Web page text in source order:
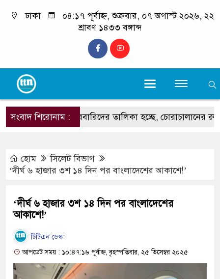
ঢাকা
০৪:১৭ পূর্বাহ্ন, শুক্রবার, ০৭ অগাস্ট ২০২৬, ২২
শ্রাবণ ১৪৩৩ বঙ্গাব্দ
সংবাদ শিরোনাম :
‘শীর্ষ মাদক কারবারিদের তালিকা হচ্ছে, চোরাচালানের রুটে বসছে
হোম
সিলেট বিভাগ
‘দীর্ঘ ৬ হাজার ৩শ ১৪ দিন পর বাংলাদেশের আকাশে!’
‘দীর্ঘ ৬ হাজার ৩শ ১৪ দিন পর বাংলাদেশের
আকাশে!’
টিটিএন ডেস্ক:
আপডেট সময় : ১০:৪৭:১৬ পূর্বাহ্ন, বৃহস্পতিবার, ২৫ ডিসেম্বর ২০২৫